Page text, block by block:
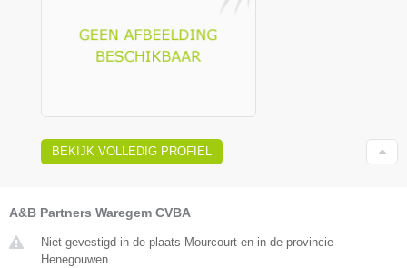
BEKIJK VOLLEDIG PROFIEL
A&B Partners Waregem CVBA
Niet gevestigd in de plaats Mourcourt en in de provincie
Henegouwen.